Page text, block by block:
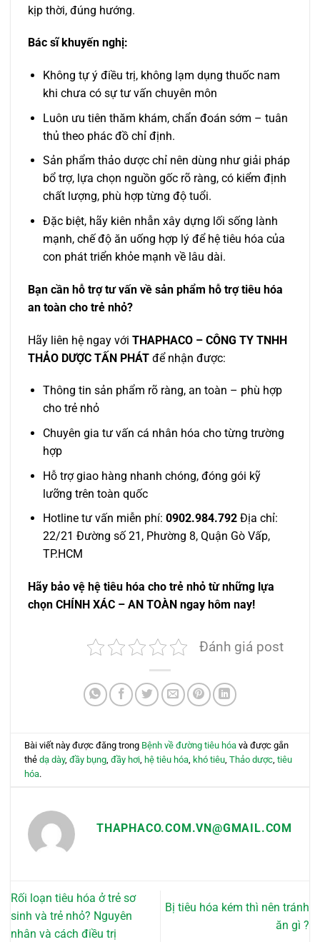
kịp thời, đúng hướng.
Bác sĩ khuyến nghị:
Không tự ý điều trị, không lạm dụng thuốc nam
khi chưa có sự tư vấn chuyên môn
Luôn ưu tiên thăm khám, chẩn đoán sớm – tuân
thủ theo phác đồ chỉ định.
Sản phẩm thảo dược chỉ nên dùng như giải pháp
bổ trợ, lựa chọn nguồn gốc rõ ràng, có kiểm định
chất lượng, phù hợp từng độ tuổi.
Đặc biệt, hãy kiên nhẫn xây dựng lối sống lành
mạnh, chế độ ăn uống hợp lý để hệ tiêu hóa của
con phát triển khỏe mạnh về lâu dài.
Bạn cần hỗ trợ tư vấn về sản phẩm hỗ trợ tiêu hóa
an toàn cho trẻ nhỏ?
Hãy liên hệ ngay với THAPHACO – CÔNG TY TNHH
THẢO DƯỢC TẤN PHÁT để nhận được:
Thông tin sản phẩm rõ ràng, an toàn – phù hợp
cho trẻ nhỏ
Chuyên gia tư vấn cá nhân hóa cho từng trường
hợp
Hỗ trợ giao hàng nhanh chóng, đóng gói kỹ
lưỡng trên toàn quốc
Hotline tư vấn miễn phí: 0902.984.792 Địa chỉ:
22/21 Đường số 21, Phường 8, Quận Gò Vấp,
TP.HCM
Hãy bảo vệ hệ tiêu hóa cho trẻ nhỏ từ những lựa
chọn CHÍNH XÁC – AN TOÀN ngay hôm nay!
Đánh giá post
Bài viết này được đăng trong Bệnh về đường tiêu hóa và được gắn
thẻdạ dày,đầy bụng ,đầy hơi ,hệ tiêu hóa ,khó tiêu ,Thảo dược ,tiêu
hóa.
THAPHACO.COM.VN@GMAIL.COM
Rối loạn tiêu hóa ở trẻ sơ
sinh và trẻ nhỏ? Nguyên
nhân và cách điều trị
Bị tiêu hóa kém thì nên tránh
ăn gì ?